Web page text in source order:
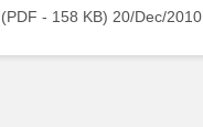
(PDF - 158 KB) 20/Dec/2010